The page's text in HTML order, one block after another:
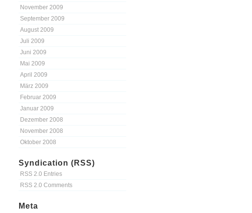
November 2009
September 2009
August 2009
Juli 2009
Juni 2009
Mai 2009
April 2009
März 2009
Februar 2009
Januar 2009
Dezember 2008
November 2008
Oktober 2008
Syndication (RSS)
RSS 2.0 Entries
RSS 2.0 Comments
Meta